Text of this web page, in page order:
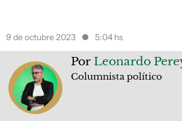
9 de octubre 2023 5:04 hs
Por Leonardo
Columnista político